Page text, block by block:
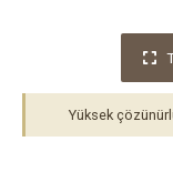
Yüksek